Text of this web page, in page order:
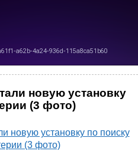
новую установку
(3 фото)